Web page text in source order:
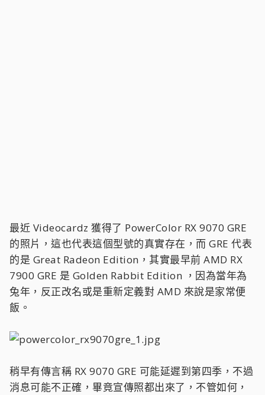
最近 Videocardz 獲得了 PowerColor RX 9070 GRE
的照片，這也代表這個型號的真實存在，而 GRE 代表
的是 Great Radeon Edition，其實最早前 AMD RX
7900 GRE 是 Golden Rabbit Edition ，因為當年為
兔年，反正改名或是重新定義對 AMD 來說是家常便
飯。
稍早有傳言稱 RX 9070 GRE 可能延遲到第四季，不過
消息可能不正確，畢竟宣傳照都出來了，不管如何，